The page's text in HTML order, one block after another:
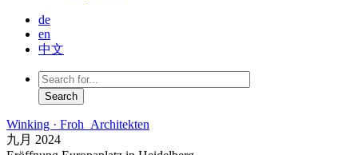
de
en
中文
Winking · Froh Architekten
九月 2024